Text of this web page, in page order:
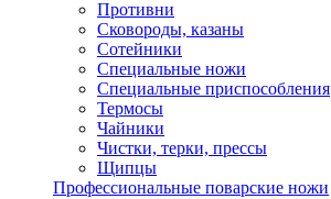
Противни
Сковороды, казаны
Сотейники
Специальные ножи
Специальные приспособления
Термосы
Чайники
Чистки, терки, прессы
Щипцы
Профессиональные поварские ножи